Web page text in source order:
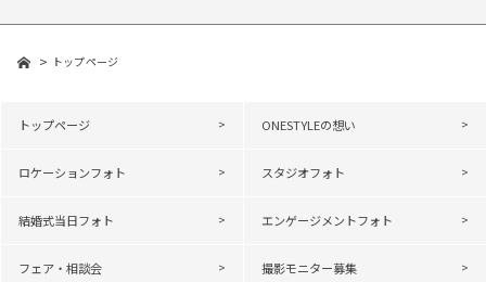
トップページ
トップページ ONESTYLEの想い
ロケーションフォト スタジオフォト
結婚式当日フォト エンゲージメントフォト
フェア・相談会 撮影モニター募集